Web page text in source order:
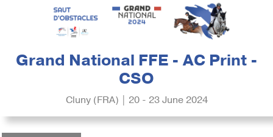
Grand National FFE - AC Print -
CSO
Cluny (FRA) | 20 - 23 June 2024